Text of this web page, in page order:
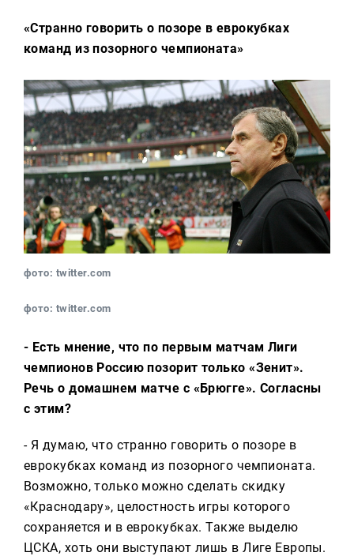
«Странно говорить о позоре в еврокубках
команд из позорного чемпионата»
фото: twitter.com
фото: twitter.com
- Есть мнение, что по первым матчам Лиги
чемпионов Россию позорит только «Зенит».
Речь о домашнем матче с «Брюгге». Согласны
с этим?
- Я думаю, что странно говорить о позоре в
еврокубках команд из позорного чемпионата.
Возможно, только можно сделать скидку
«Краснодару», целостность игры которого
сохраняется и в еврокубках. Также выделю
ЦСКА, хоть они выступают лишь в Лиге Европы.